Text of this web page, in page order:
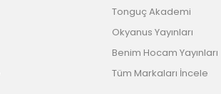
Tonguç Akademi
Okyanus Yayınları
Benim Hocam Yayınları
Tüm Markaları İncele